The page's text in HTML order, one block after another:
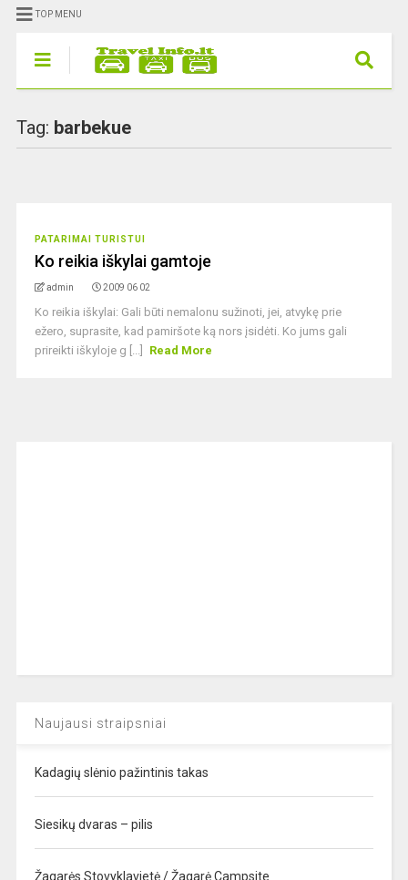
TOP MENU
Tag: barbekue
PATARIMAI TURISTUI
Ko reikia iškylai gamtoje
admin 2009 06 02
Ko reikia iškylai: Gali būti nemalonu sužinoti, jei, atvykę prie
ežero, suprasite, kad pamiršote ką nors įsidėti. Ko jums gali
prireikti iškyloje g [...]
Read More
Naujausi straipsniai
Kadagių slėnio pažintinis takas
Siesikų dvaras – pilis
Žagarės Stovyklavietė / Žagarė Campsite